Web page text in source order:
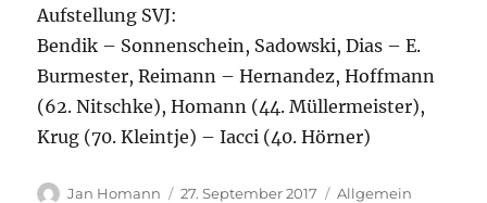
Aufstellung SVJ:
Bendik – Sonnenschein, Sadowski, Dias – E.
Burmester, Reimann – Hernandez, Hoffmann
(62. Nitschke), Homann (44. Müllermeister),
Krug (70. Kleintje) – Iacci (40. Hörner)
Autor
Jan Homann
Veröffentlicht
27. September 2017 Kategorien
Allgemein